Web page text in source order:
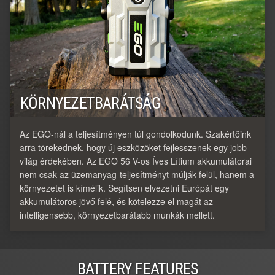
KÖRNYEZETBARÁTSÁG
Az EGO-nál a teljesítményen túl gondolkodunk. Szakértőink
arra törekednek, hogy új eszközöket fejlesszenek egy jobb
világ érdekében. Az EGO 56 V-os Íves Lítium akkumulátorai
nem csak az üzemanyag-teljesítményt múlják felül, hanem a
környezetet is kímélik. Segítsen elvezetni Európát egy
akkumulátoros jövő felé, és kötelezze el magát az
intelligensebb, környezetbarátabb munkák mellett.
BATTERY FEATURES